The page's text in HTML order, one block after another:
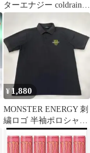
ターエナジー coldrain
コラボステッカー
¥ 1,880
MONSTER ENERGY 刺
繍ロゴ 半袖ポロシャツ
M 黒